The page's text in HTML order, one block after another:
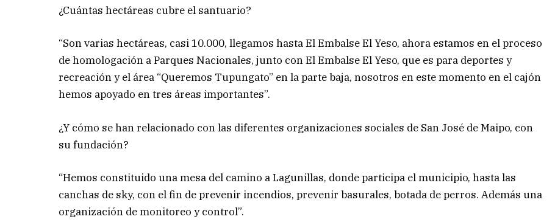
¿Cuántas hectáreas cubre el santuario?
“Son varias hectáreas, casi 10.000, llegamos hasta El Embalse El Yeso, ahora estamos en el proceso
de homologación a Parques Nacionales, junto con El Embalse El Yeso, que es para deportes y
recreación y el área “Queremos Tupungato” en la parte baja, nosotros en este momento en el cajón
hemos apoyado en tres áreas importantes”.
¿Y cómo se han relacionado con las diferentes organizaciones sociales de San José de Maipo, con
su fundación?
“Hemos constituido una mesa del camino a Lagunillas, donde participa el municipio, hasta las
canchas de sky, con el fin de prevenir incendios, prevenir basurales, botada de perros. Además una
organización de monitoreo y control”.